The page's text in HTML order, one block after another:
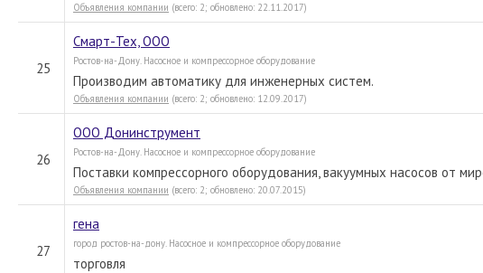
Объявления компании (всего: 2; обновлено: 22.11.2017)
25
Смарт-Тех, ООО
Ростов-на-Дону. Насосное и компрессорное оборудование
Производим автоматику для инженерных систем.
Объявления компании (всего: 2; обновлено: 12.09.2017)
26
ООО Донинструмент
Ростов-на-Дону. Насосное и компрессорное оборудование
Поставки компрессорного оборудования, вакуумных насосов от
Объявления компании (всего: 2; обновлено: 20.07.2015)
27
гена
город ростов-на-дону. Насосное и компрессорное оборудование
торговля